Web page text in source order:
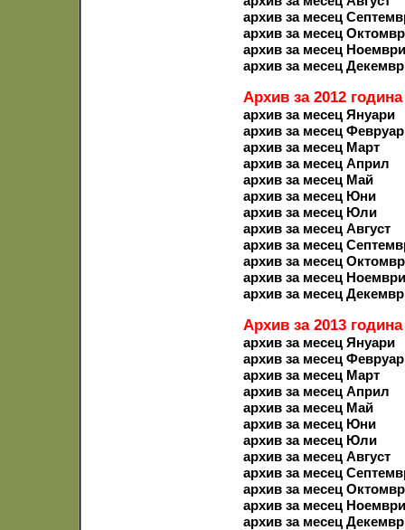
архив за месец
архив за месец
архив за месец Ноември
архив за месец
Архив за 2012 година
архив за месец Януари
архив за месец
архив за месец Март
архив за месец Април
архив за месец Май
архив за месец Юни
архив за месец Юли
архив за месец Август
архив за месец
архив за месец
архив за месец Ноември
архив за месец
Архив за 2013 година
архив за месец Януари
архив за месец
архив за месец Март
архив за месец Април
архив за месец Май
архив за месец Юни
архив за месец Юли
архив за месец Август
архив за месец
архив за месец
архив за месец Ноември
архив за месец